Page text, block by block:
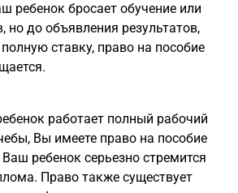
ребенок бросает обучение или
но до объявления результатов,
ставку, право на пособие
работает полный рабочий
Вы имеете право на пособие
ребенок серьезно стремится
Право также существует